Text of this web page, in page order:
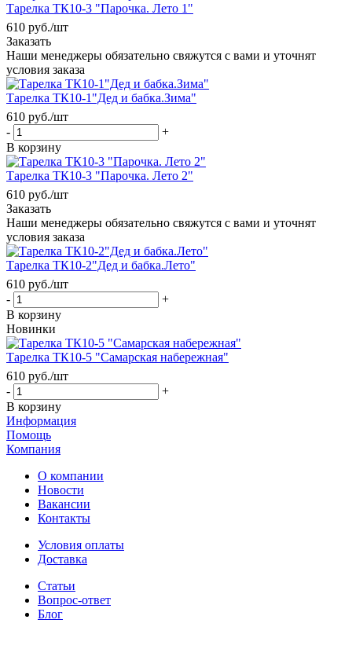
Тарелка ТК10-3 "Парочка. Лето 1"
610 руб./шт
Заказать
Наши менеджеры обязательно свяжутся с вами и уточнят
условия заказа
Тарелка ТК10-1"Дед и бабка.Зима"
610 руб./шт
-
+
В корзину
Тарелка ТК10-3 "Парочка. Лето 2"
610 руб./шт
Заказать
Наши менеджеры обязательно свяжутся с вами и уточнят
условия заказа
Тарелка ТК10-2"Дед и бабка.Лето"
610 руб./шт
-
+
В корзину
Новинки
Тарелка ТК10-5 "Самарская набережная"
610 руб./шт
-
+
В корзину
Информация
Помощь
Компания
О компании
Новости
Вакансии
Контакты
Условия оплаты
Доставка
Статьи
Вопрос-ответ
Блог